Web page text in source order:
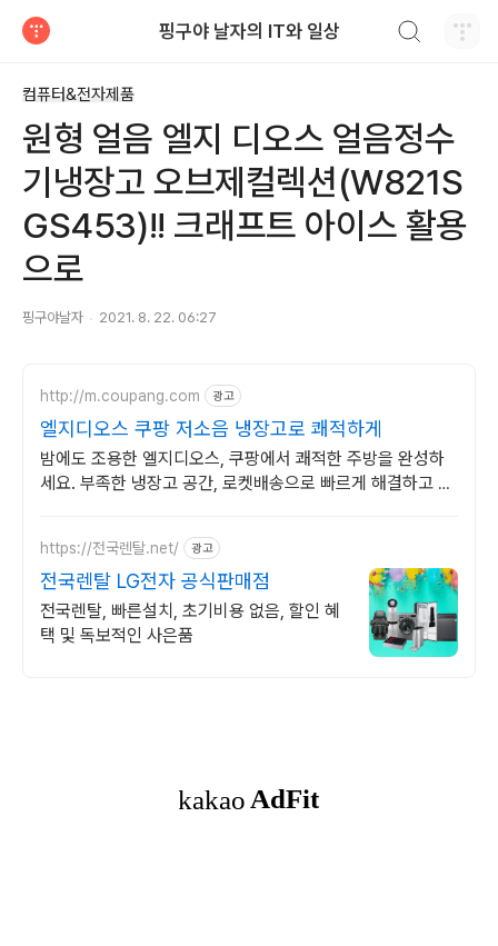
핑구야 날자의 IT와 일상
컴퓨터&전자제품
원형 얼음 엘지 디오스 얼음정수
기냉장고 오브제컬렉션(W821S
GS453)!! 크래프트 아이스 활용
으로
핑구야날자 2021. 8. 22. 06:27
http://m.coupang.com 광고
엘지디오스 쿠팡 저소음 냉장고로 쾌적하게
밤에도 조용한 엘지디오스, 쿠팡에서 쾌적한 주방을 완성하
세요. 부족한 냉장고 공간, 로켓배송으로 빠르게 해결하고 신
https://전국렌탈.net/ 광고
전국렌탈 LG전자 공식판매점
전국렌탈, 빠른설치, 초기비용 없음, 할인 혜
택 및 독보적인 사은품